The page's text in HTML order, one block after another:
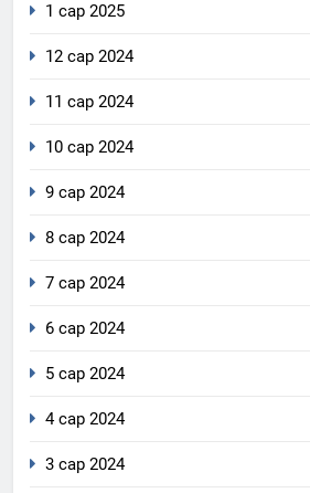
1 сар 2025
12 сар 2024
11 сар 2024
10 сар 2024
9 сар 2024
8 сар 2024
7 сар 2024
6 сар 2024
5 сар 2024
4 сар 2024
3 сар 2024